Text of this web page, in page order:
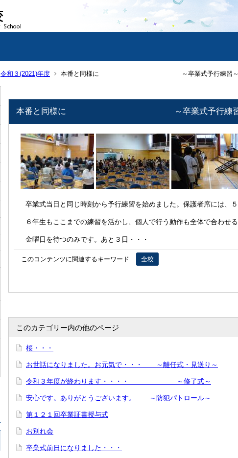
令和３(2021)年度 本番と同様に ～卒業式予行練習～
本番と同様に ～卒業式予行練習
卒業式当日と同じ時刻から予行練習を始めました。保護者席には、
６年生もここまでの練習を活かし、個人で行う動作も全体で合わせる
金曜日を待つのみです。あと３日・・・
このコンテンツに関連するキーワード 全校
このカテゴリー内の他のページ
桜・・・
お世話になりました。お元気で・・・ ～離任式・見送り～
令和３年度が終わります・・・・ ～修了式～
安心です。ありがとうございます。 ～防犯パトロール～
第１２１回卒業証書授与式
お別れ会
卒業式前日になりました・・・